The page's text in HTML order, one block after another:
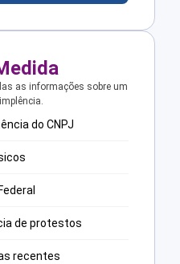
as informações sobre um
do CNPJ
de protestos
recentes